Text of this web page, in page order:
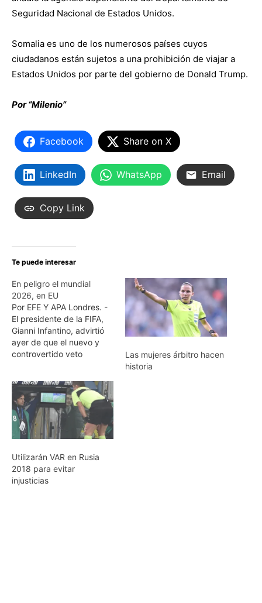
Seguridad Nacional de Estados Unidos.
Somalia es uno de los numerosos países cuyos
ciudadanos están sujetos a una prohibición de viajar a
Estados Unidos por parte del gobierno de Donald Trump.
Por “Milenio”
Facebook Share on X
LinkedIn WhatsApp Email
Copy Link
Te puede interesar
En peligro el mundial
2026, en EU
Por EFE Y APA Londres. -
El presidente de la FIFA,
Gianni Infantino, advirtió
ayer de que el nuevo y
controvertido veto
ciudadanos de seis países
de mayoría musulmana
podría impedir a Estados
Unidos albergar una Copa
del Mundo. Infantino
Las mujeres árbitro hacen
historia
Utilizarán VAR en Rusia
2018 para evitar
injusticias